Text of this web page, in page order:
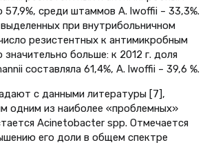
57,9%, среди штаммов A. lwoffii – 33,3%.
при внутрибольничном
резистентных к антимикробным
больше: к 2012 г. доля
составляла 61,4%, A. lwoffii – 39,6 %.
с данными литературы [7],
одним из наиболее «проблемных»
Acinetobacter spp. Отмечается
его доли в общем спектре